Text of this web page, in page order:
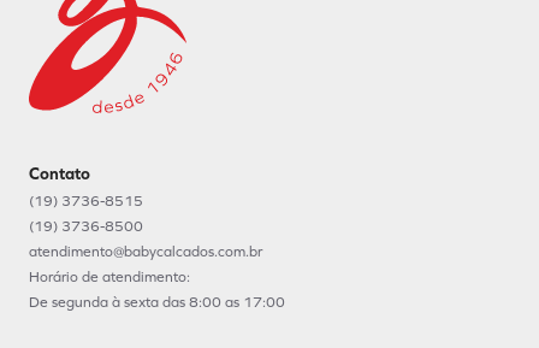
Contato
(19) 3736-8515
(19) 3736-8500
atendimento@babycalcados.com.br
Horário de atendimento:
De segunda à sexta das 8:00 as 17:00